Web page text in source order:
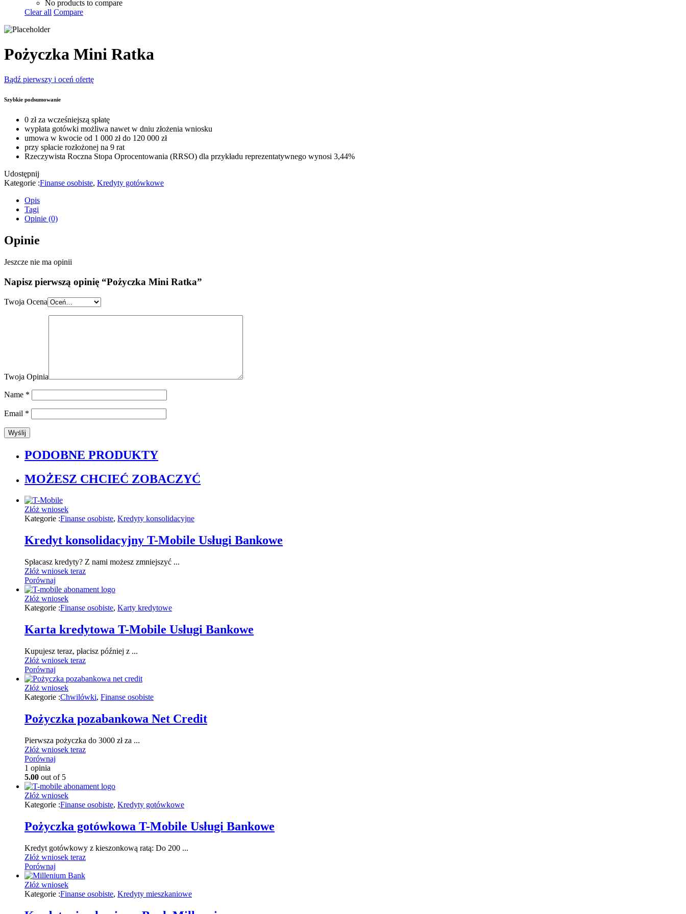
No products to compare
Clear all Compare
Pożyczka Mini Ratka
Bądź pierwszy i oceń ofertę
Szybkie podsumowanie
0 zł za wcześniejszą spłatę
wypłata gotówki możliwa nawet w dniu złożenia wniosku
umowa w kwocie od 1 000 zł do 120 000 zł
przy spłacie rozłożonej na 9 rat
Rzeczywista Roczna Stopa Oprocentowania (RRSO) dla przykładu reprezentatywnego wynosi 3,44%
Udostępnij
Kategorie :Finanse osobiste, Kredyty gotówkowe
Opis
Tagi
Opinie (0)
Opinie
Jeszcze nie ma opinii
Napisz pierwszą opinię “Pożyczka Mini Ratka”
Twoja Ocena
Twoja Opinia
Name *
Email *
PODOBNE PRODUKTY
MOŻESZ CHCIEĆ ZOBACZYĆ
Złóż wniosek
Kategorie :Finanse osobiste, Kredyty konsolidacyjne
Kredyt konsolidacyjny T-Mobile Usługi Bankowe
Spłacasz kredyty? Z nami możesz zmniejszyć ...
Złóż wniosek teraz
Porównaj
Złóż wniosek
Kategorie :Finanse osobiste, Karty kredytowe
Karta kredytowa T-Mobile Usługi Bankowe
Kupujesz teraz, płacisz później z ...
Złóż wniosek teraz
Porównaj
Złóż wniosek
Kategorie :Chwilówki, Finanse osobiste
Pożyczka pozabankowa Net Credit
Pierwsza pożyczka do 3000 zł za ...
Złóż wniosek teraz
Porównaj
1 opinia
5.00 out of 5
Złóż wniosek
Kategorie :Finanse osobiste, Kredyty gotówkowe
Pożyczka gotówkowa T-Mobile Usługi Bankowe
Kredyt gotówkowy z kieszonkową ratą: Do 200 ...
Złóż wniosek teraz
Porównaj
Złóż wniosek
Kategorie :Finanse osobiste, Kredyty mieszkaniowe